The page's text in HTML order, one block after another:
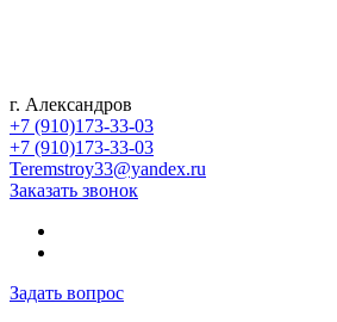
г. Александров
+7 (910)173-33-03
+7 (910)173-33-03
Teremstroy33@yandex.ru
Заказать звонок
Задать вопрос